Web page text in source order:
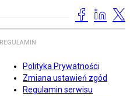
REGULAMIN
Polityka Prywatności
Zmiana ustawień zgód
Regulamin serwisu